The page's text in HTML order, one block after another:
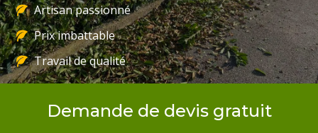
Artisan passionné
Prix imbattable
Travail de qualité
Demande de devis gratuit